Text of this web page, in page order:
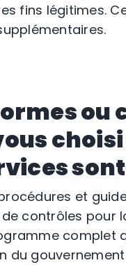
fins légitimes.
choisi
et
contrôles pour
du